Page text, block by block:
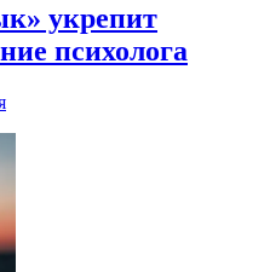
укрепит
психолога